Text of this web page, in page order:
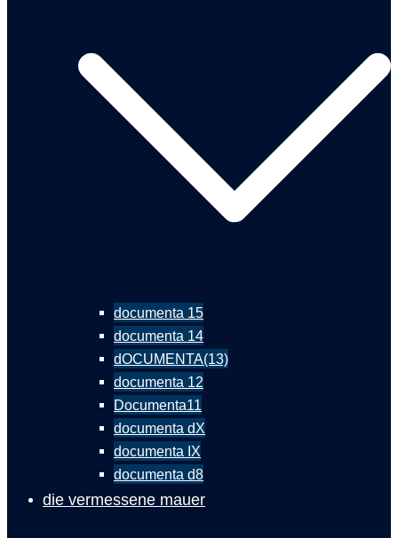
documenta 15
documenta 14
dOCUMENTA(13)
documenta 12
Documenta11
documenta dX
documenta IX
documenta d8
die vermessene mauer